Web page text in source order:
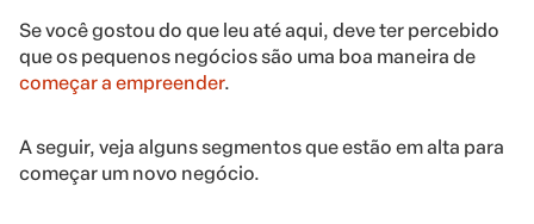
Se você gostou do que leu até aqui, deve ter percebido
que os pequenos negócios são uma boa maneira de
começar a empreender.
A seguir, veja alguns segmentos que estão em alta para
começar um novo negócio.